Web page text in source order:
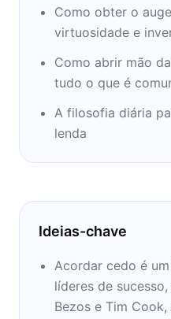
Como obter o
virtuosidade e
Como abrir mão
tudo o que é
A filosofia diária
lenda
Ideias-chave
Acordar cedo é
líderes de
Bezos e Tim